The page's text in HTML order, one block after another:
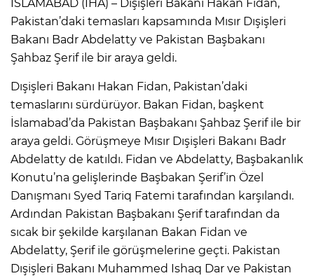
İSLAMABAD (İHA) – Dışişleri Bakanı Hakan Fidan,
Pakistan’daki temasları kapsamında Mısır Dışişleri
Bakanı Badr Abdelatty ve Pakistan Başbakanı
Şahbaz Şerif ile bir araya geldi.
Dışişleri Bakanı Hakan Fidan, Pakistan’daki
temaslarını sürdürüyor. Bakan Fidan, başkent
İslamabad’da Pakistan Başbakanı Şahbaz Şerif ile bir
araya geldi. Görüşmeye Mısır Dışişleri Bakanı Badr
Abdelatty de katıldı. Fidan ve Abdelatty, Başbakanlık
Konutu’na gelişlerinde Başbakan Şerif’in Özel
Danışmanı Syed Tariq Fatemi tarafından karşılandı.
Ardından Pakistan Başbakanı Şerif tarafından da
sıcak bir şekilde karşılanan Bakan Fidan ve
Abdelatty, Şerif ile görüşmelerine geçti. Pakistan
Dışişleri Bakanı Muhammed Ishaq Dar ve Pakistan